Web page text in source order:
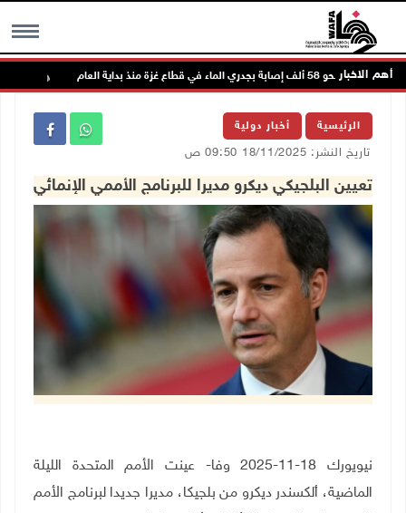
MENU أهم الاخبار
نحو 58 ألف إصابة بجدري الماء في قطاع غزة منذ بداية العام
الرئيسية أخبار دولية
تاريخ النشر: 18/11/2025 09:50 ص
تعيين البلجيكي ديكرو مديرا للبرنامج الأممي الإنمائي
نيويورك 18-11-2025 وفا- عينت الأمم المتحدة الليلة
الماضية، ألكسندر ديكرو من بلجيكا، مديرا جديدا لبرنامج الأمم